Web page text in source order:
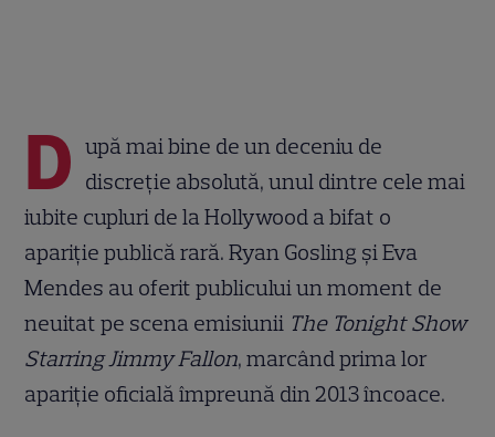
D upă mai bine de un deceniu de
discreție absolută, unul dintre cele mai
iubite cupluri de la Hollywood a bifat o
apariție publică rară. Ryan Gosling și Eva
Mendes au oferit publicului un moment de
neuitat pe scena emisiunii The Tonight Show
Starring Jimmy Fallon, marcând prima lor
apariție oficială împreună din 2013 încoace.